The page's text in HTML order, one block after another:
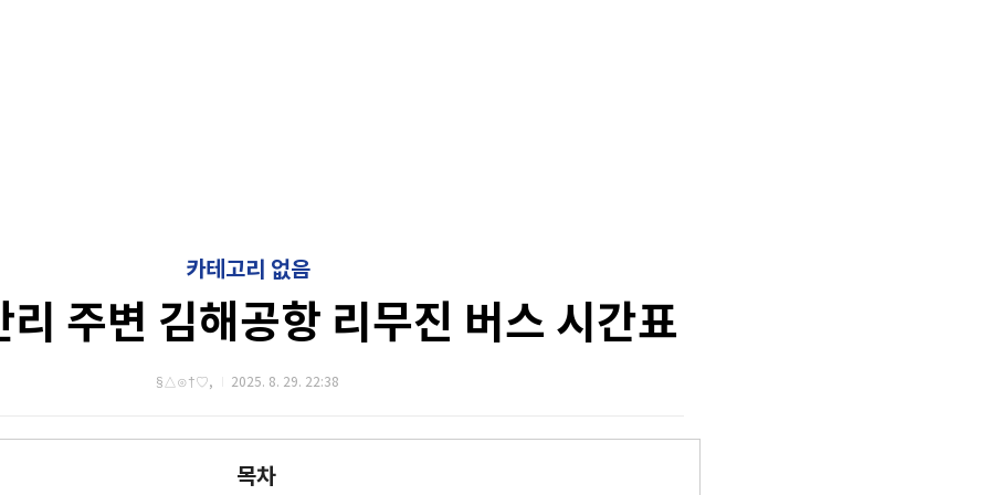
카테고리 없음
주변 김해공항 리무진 버스 시간표
§△⊙†♡, 2025. 8. 29. 22:38
목차